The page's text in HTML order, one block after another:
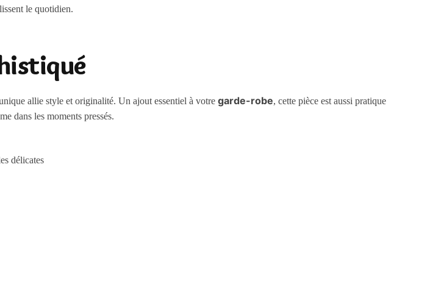
le quotidien.
allie style et originalité. Un ajout essentiel à votregarde-robe, cette pièce est aussi pratique
dans les moments pressés.
délicates